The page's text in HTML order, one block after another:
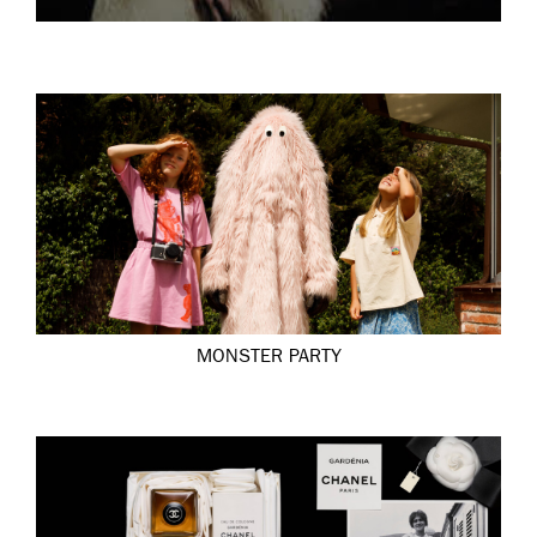
MONSTER PARTY